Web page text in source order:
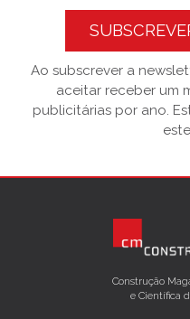
Ao subscrever a
aceitar receber um
publicitárias por ano.
Construção
e Científica